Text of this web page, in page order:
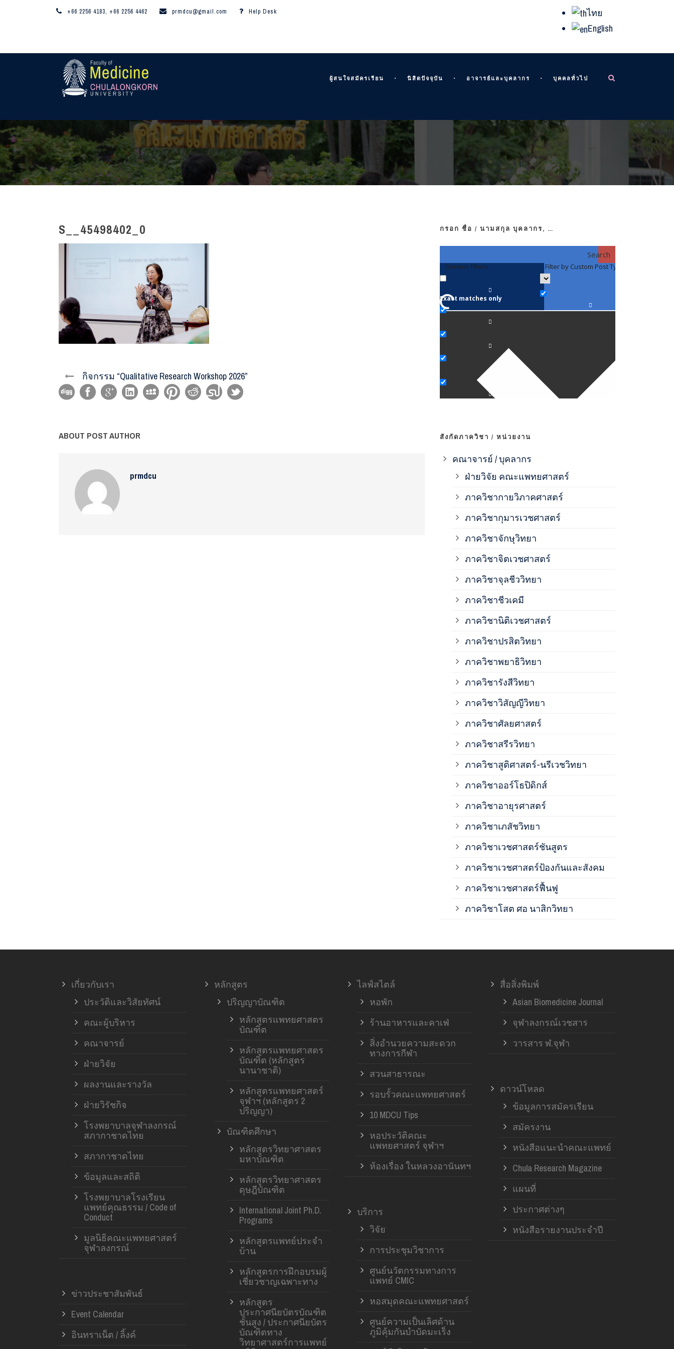
+66 2256 4183, +66 2256 4462 prmdcu@gmail.com Help Desk
ไทย
English
ผู้สนใจสมัครเรียน นิสิตปัจจุบัน อาจารย์และบุคลากร บุคคลทั่วไป
S__45498402_0
กิจกรรม “Qualitative Research Workshop 2026”
ABOUT POST AUTHOR
prmdcu
กรอก ชื่อ / นามสกุล บุคลากร, …
Search
Generic filters
Exact matches only
Filter by Custom Post Type
สังกัดภาควิชา / หน่วยงาน
คณาจารย์ / บุคลากร
ฝ่ายวิจัย คณะแพทยศาสตร์
ภาควิชากายวิภาคศาสตร์
ภาควิชากุมารเวชศาสตร์
ภาควิชาจักษุวิทยา
ภาควิชาจิตเวชศาสตร์
ภาควิชาจุลชีววิทยา
ภาควิชาชีวเคมี
ภาควิชานิติเวชศาสตร์
ภาควิชาปรสิตวิทยา
ภาควิชาพยาธิวิทยา
ภาควิชารังสีวิทยา
ภาควิชาวิสัญญีวิทยา
ภาควิชาศัลยศาสตร์
ภาควิชาสรีรวิทยา
ภาควิชาสูติศาสตร์-นรีเวชวิทยา
ภาควิชาออร์โธปิดิกส์
ภาควิชาอายุรศาสตร์
ภาควิชาเภสัชวิทยา
ภาควิชาเวชศาสตร์ชันสูตร
ภาควิชาเวชศาสตร์ป้องกันและสังคม
ภาควิชาเวชศาสตร์ฟื้นฟู
ภาควิชาโสต ศอ นาสิกวิทยา
เกี่ยวกับเรา
ประวัติและวิสัยทัศน์
คณะผู้บริหาร
คณาจารย์
ฝ่ายวิจัย
ผลงานและรางวัล
ฝ่ายวิรัชกิจ
โรงพยาบาลจุฬาลงกรณ์
สภากาชาดไทย
สภากาชาดไทย
ข้อมูลและสถิติ
โรงพยาบาลโรงเรียน
แพทย์คุณธรรม / Code of
Conduct
มูลนิธิคณะแพทยศาสตร์
จุฬาลงกรณ์
ข่าวประชาสัมพันธ์
Event Calendar
อินทราเน็ต / ลิ้งค์
หลักสูตร
ปริญญาบัณฑิต
หลักสูตรแพทยศาสตร
บัณฑิต
หลักสูตรแพทยศาสตร
บัณฑิต (หลักสูตร
นานาชาติ)
หลักสูตรแพทยศาสตร์
จุฬาฯ (หลักสูตร 2
ปริญญา)
บัณฑิตศึกษา
หลักสูตรวิทยาศาสตร
มหาบัณฑิต
หลักสูตรวิทยาศาสตร
ดุษฎีบัณฑิต
International Joint Ph.D.
Programs
หลักสูตรแพทย์ประจำ
บ้าน
หลักสูตรการฝึกอบรมผู้
เชี่ยวชาญเฉพาะทาง
หลักสูตร
ประกาศนียบัตรบัณฑิต
ชั้นสูง / ประกาศนียบัตร
บัณฑิตทาง
วิทยาศาสตร์การแพทย์
ไลฟ์สไตล์
หอพัก
ร้านอาหารและคาเฟ่
สิ่งอำนวยความสะดวก
ทางการกีฬา
สวนสาธารณะ
รอบรั้วคณะแพทยศาสตร์
10 MDCU Tips
หอประวัติคณะ
แพทยศาสตร์ จุฬาฯ
ห้องเรื่อง ในหลวงอานันทฯ
บริการ
วิจัย
การประชุมวิชาการ
ศูนย์นวัตกรรมทางการ
แพทย์ CMIC
หอสมุดคณะแพทยศาสตร์
ศูนย์ความเป็นเลิศด้าน
ภูมิคุ้มกันบำบัดมะเร็ง
สื่อสิ่งพิมพ์
Asian Biomedicine Journal
จุฬาลงกรณ์เวชสาร
วารสาร ฬ.จุฬา
ดาวน์โหลด
ข้อมูลการสมัครเรียน
สมัครงาน
หนังสือแนะนำคณะแพทย์
Chula Research Magazine
แผนที่
ประกาศต่างๆ
หนังสือรายงานประจำปี